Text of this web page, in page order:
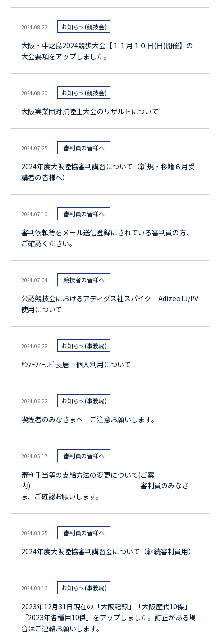
2024.08.23 お知らせ(競技会)
大阪・中之島2024競歩大会【１１月１０日(日)開催】の
大会要項をアップしました。
2024.08.20 お知らせ(競技会)
大阪実業団対抗陸上大会のリザルトについて
2024.07.25 審判員の皆様へ
2024年度大阪陸協審判講習について（新規・移籍６月受
講者の皆様へ）
2024.07.10 審判員の皆様へ
審判依頼等をメール送信登録にされている審判員の方、
ご確認ください。
2024.07.04 競技者の皆様へ
公認競技会におけるアディダス社スパイク AdizeoTJ/PV
使用について
2024.06.28 お知らせ(事務局)
ﾔﾝﾏｰﾌｨｰﾙﾄﾞ長居 個人利用について
2024.06.22 お知らせ(事務局)
喫煙者のみなさまへ ご注意お願いします。
2024.05.17 審判員の皆様へ
審判手当等の支給方法の変更について(ご案
内) 審判員のみなさ
ま、ご確認お願いします。
2024.03.25 審判員の皆様へ
2024年度大阪陸協審判講習会について（継続審判員用）
2024.03.13 お知らせ(事務局)
2023年12月31日現在の「大阪記録」「大阪歴代10傑」
「2023年各種目10傑」をアップしました。訂正がある場
合はご連絡お願いします。